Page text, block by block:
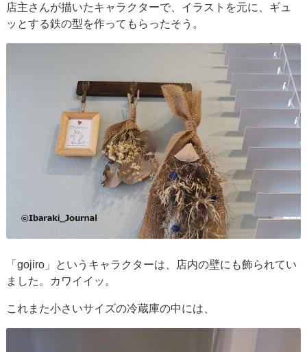
店主さんが描いたキャラクターで、イラストを元に、ギュ
ッとする鉄の型を作ってもらったそう。
「gojiro」というキャラクターは、店内の壁にも飾られてい
ました。カワイイッ。
これまた小さいサイズの冷蔵庫の中には、